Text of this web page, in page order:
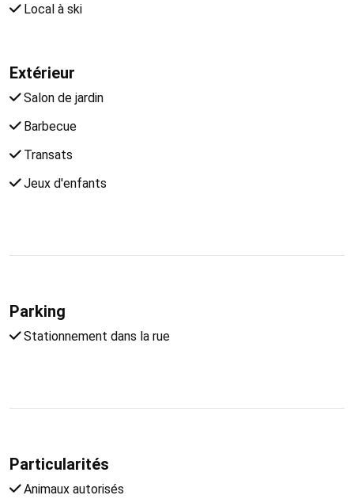
Local à ski
Extérieur
Salon de jardin
Barbecue
Transats
Jeux d'enfants
Parking
Stationnement dans la rue
Particularités
Animaux autorisés